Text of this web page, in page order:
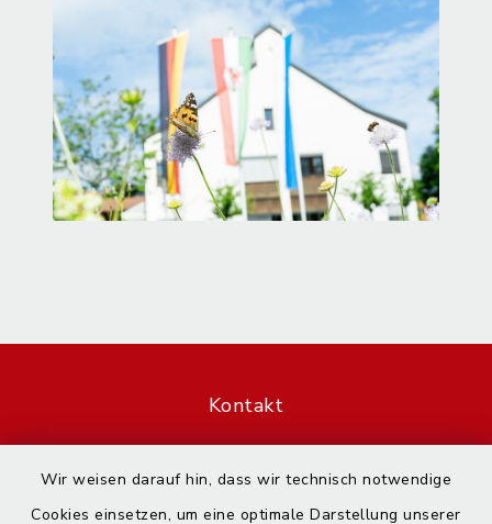
Wir weisen darauf hin, dass wir technisch notwendige
Cookies einsetzen, um eine optimale Darstellung unserer
Kontakt